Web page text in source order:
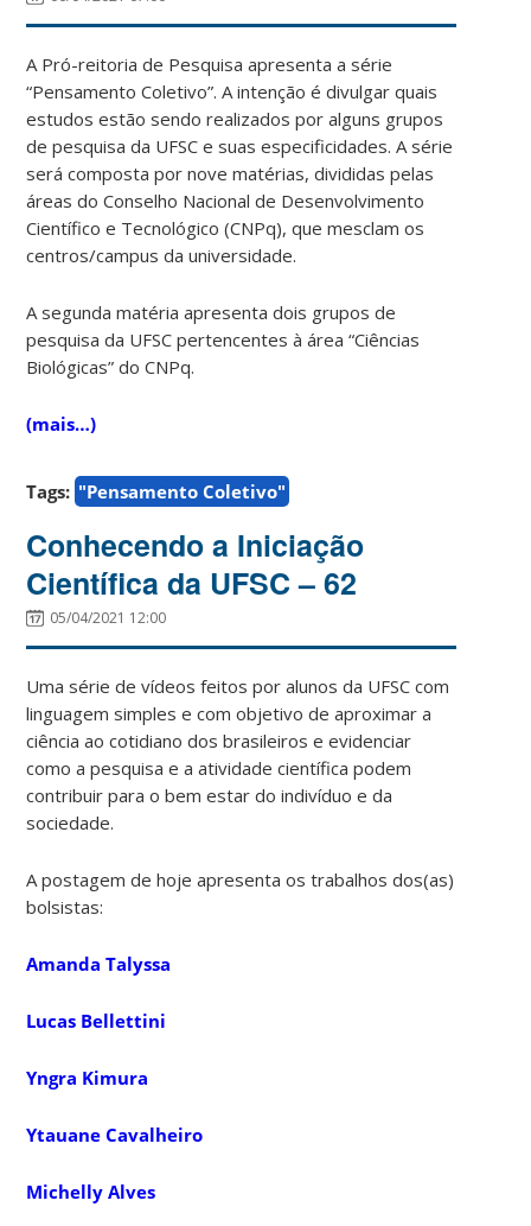
A Pró-reitoria de Pesquisa apresenta a série
“Pensamento Coletivo”. A intenção é divulgar quais
estudos estão sendo realizados por alguns grupos
de pesquisa da UFSC e suas especificidades. A série
será composta por nove matérias, divididas pelas
áreas doConselho Nacional de Desenvolvimento
Científico e Tecnológico (CNPq), que mesclam os
centros/campus da universidade.
A segunda matéria apresenta dois grupos de
pesquisa da UFSC pertencentes à área “Ciências
Biológicas” do CNPq.
(mais…)
Tags: "Pensamento Coletivo"
Conhecendo a Iniciação
Científica da UFSC – 62
05/04/2021 12:00
Uma série de vídeos feitos por alunos da UFSC com
linguagem simples e com objetivo de aproximar a
ciência ao cotidiano dos brasileiros e evidenciar
como a pesquisa e a atividade científica podem
contribuir para o bem estar do indivíduo e da
sociedade.
A postagem de hoje apresenta os trabalhos dos(as)
bolsistas:
Amanda Talyssa
Lucas Bellettini
Yngra Kimura
Ytauane Cavalheiro
Michelly Alves